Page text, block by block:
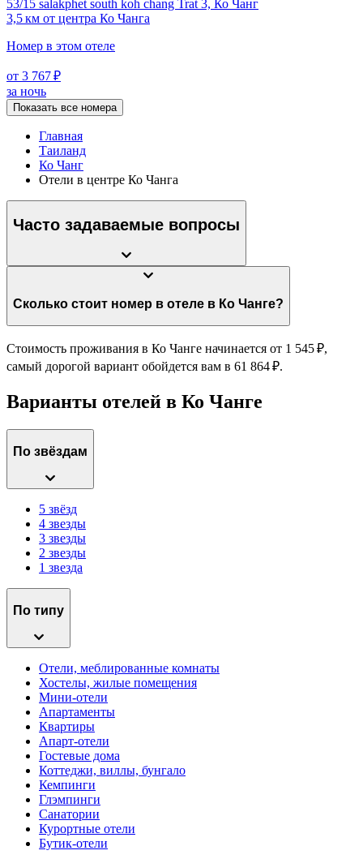
53/15 salakphet south koh chang Trat 3, Ко Чанг
3,5 км от центра Ко Чанга
Номер в этом отеле
от 3 767 ₽
за ночь
Показать все номера
Главная
Таиланд
Ко Чанг
Отели в центре Ко Чанга
Часто задаваемые вопросы
Сколько стоит номер в отеле в Ко Чанге?
Стоимость проживания в Ко Чанге начинается от 1 545 ₽,
самый дорогой вариант обойдется вам в 61 864 ₽.
Варианты отелей в Ко Чанге
По звёздам
5 звёзд
4 звезды
3 звезды
2 звезды
1 звезда
По типу
Отели, меблированные комнаты
Хостелы, жилые помещения
Мини-отели
Апартаменты
Квартиры
Апарт-отели
Гостевые дома
Коттеджи, виллы, бунгало
Кемпинги
Глэмпинги
Санатории
Курортные отели
Бутик-отели